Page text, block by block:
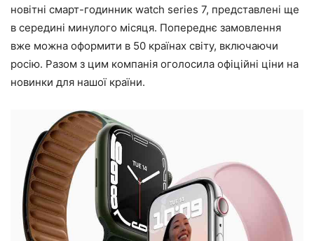
новітні смарт-годинник watch series 7, представлені ще
в середині минулого місяця. Попереднє замовлення
вже можна оформити в 50 країнах світу, включаючи
росію. Разом з цим компанія оголосила офіційні ціни на
новинки для нашої країни.